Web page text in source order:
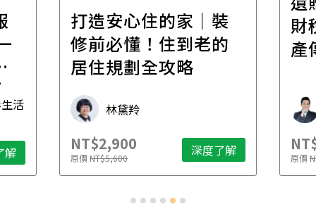
活
解
打造安心住的家｜裝
修前必懂！住到老的
居住規劃全攻略
林黛羚
NT$2,900
原價NT$5,600 深度了解
財
產
原價